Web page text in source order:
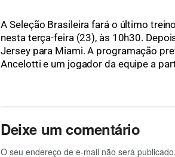
A Seleção Brasileira fará o último
nesta terça-feira (23), às 10h30.
Jersey para Miami. A programação
Ancelotti e um jogador da equipe a
Deixe um comentário
O seu endereço de e-mail não será publicado.